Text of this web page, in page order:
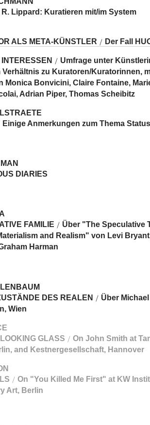
R. Lippard: Kuratieren mit/im System
ALS META-KÜNSTLER / Der Fall
/ Umfrage unter
Verhältnis zu Kuratoren/Kuratorinnen,
Monica Bonvicini, Claire Fontaine,
Adrian Piper, Thomas Scheibitz
Einige Anmerkungen zum Thema
DIARIES
FAMILIE / Über "The Speculative
and Realism" von Levi
Harman
DES REALEN / Über
Wien
GLASS / On John Smith at
and Kestnergesellschaft, Hannover
/ On "You Killed Me First" at KW
Art, Berlin